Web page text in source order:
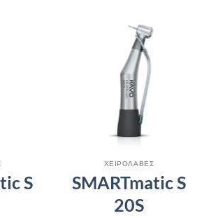
S
ΧΕΙΡΟΛΑΒΕΣ
SMARTmatic S
20S